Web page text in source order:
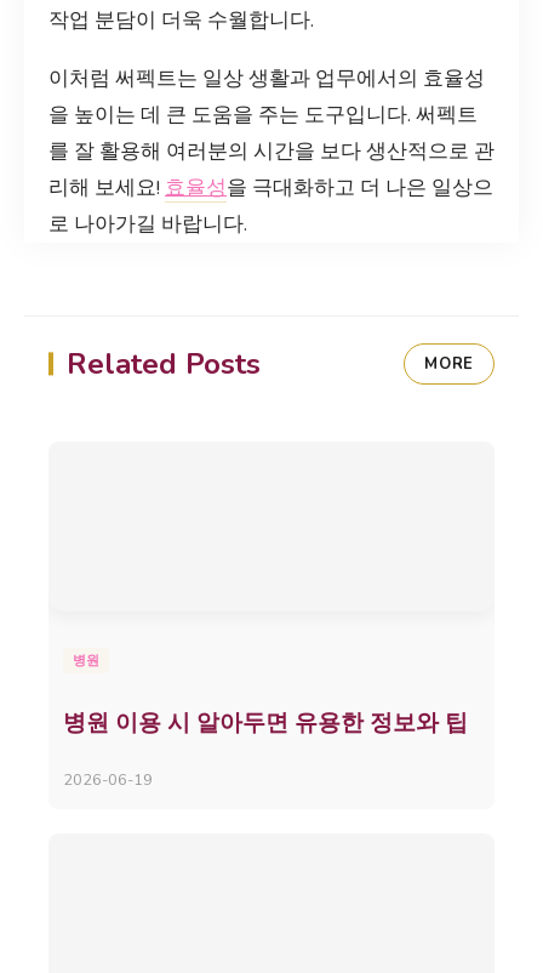
작업 분담이 더욱 수월합니다.
이처럼 써펙트는 일상 생활과 업무에서의 효율성
을 높이는 데 큰 도움을 주는 도구입니다. 써펙트
를 잘 활용해 여러분의 시간을 보다 생산적으로 관
리해 보세요! 효율성을 극대화하고 더 나은 일상으
로 나아가길 바랍니다.
Related Posts MORE
병원
병원 이용 시 알아두면 유용한 정보와 팁
2026-06-19